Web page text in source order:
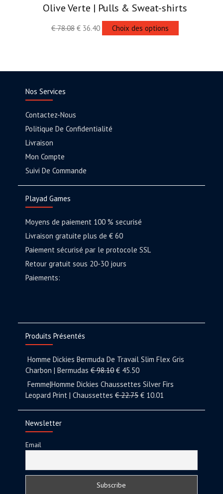
Olive Verte | Pulls & Sweat-shirts
€78.08 € 36.40 Choix des options
Nos Services
Contactez-Nous
Politique De Confidentialité
Livraison
Mon Compte
Suivi De Commande
Playad Games
Moyens de paiement 100 % securisé
Livraison gratuite plus de € 60
Paiement sécurisé par le protocole SSL
Retour gratuit sous 20-30 jours
Paiements:
Produits Présentés
Homme Dickies Bermuda De Travail Slim Flex Gris
Charbon | Bermudas €98.10 € 45.50
Femme|Homme Dickies Chaussettes Silver Firs
Leopard Print | Chaussettes €22.75 € 10.01
Newsletter
Email